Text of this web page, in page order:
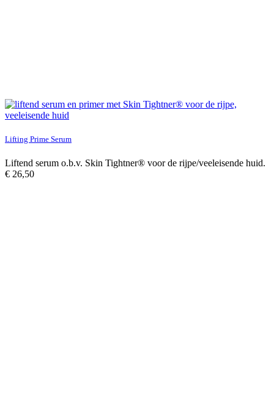
Lifting Prime Serum
Liftend serum o.b.v. Skin Tightner® voor de rijpe/veeleisende huid.
€ 26,50